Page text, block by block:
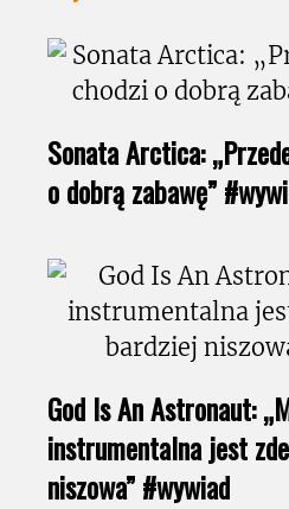
Sonata Arctica:
o dobrą zabawę”
God Is An Astronaut:
instrumentalna jest
niszowa” #wywiad